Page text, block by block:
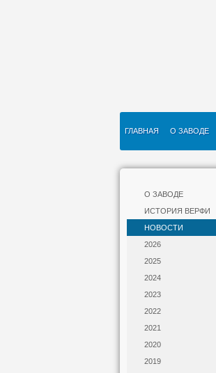
ГЛАВНАЯ О ЗАВОДЕ
О ЗАВОДЕ
ИСТОРИЯ ВЕРФИ
НОВОСТИ
2026
2025
2024
2023
2022
2021
2020
2019